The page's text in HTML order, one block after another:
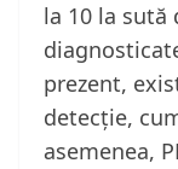
la 10 la sută
prezent,
detecție,
asemenea,